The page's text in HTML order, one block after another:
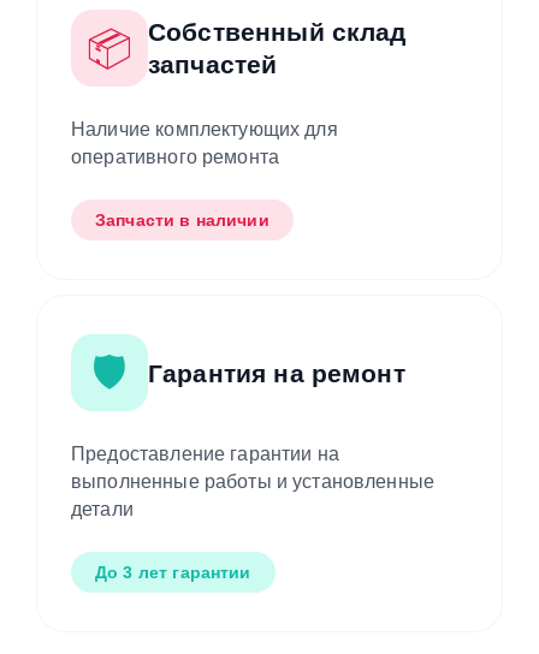
📦
Собственный склад
запчастей
Наличие комплектующих для
оперативного ремонта
Запчасти в наличии
🛡️ Гарантия на ремонт
Предоставление гарантии на
выполненные работы и установленные
детали
До 3 лет гарантии